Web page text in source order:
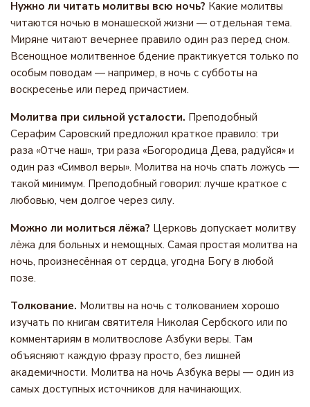
Нужно ли читать молитвы всю ночь? Какие молитвы
читаются ночью в монашеской жизни — отдельная тема.
Миряне читают вечернее правило один раз перед сном.
Всенощное молитвенное бдение практикуется только по
особым поводам — например, в ночь с субботы на
воскресенье или перед причастием.
Молитва при сильной усталости. Преподобный
Серафим Саровский предложил краткое правило: три
раза «Отче наш», три раза «Богородица Дева, радуйся» и
один раз «Символ веры». Молитва на ночь спать ложусь —
такой минимум. Преподобный говорил: лучше краткое с
любовью, чем долгое через силу.
Можно ли молиться лёжа? Церковь допускает молитву
лёжа для больных и немощных. Самая простая молитва на
ночь, произнесённая от сердца, угодна Богу в любой
позе.
Толкование. Молитвы на ночь с толкованием хорошо
изучать по книгам святителя Николая Сербского или по
комментариям в молитвослове Азбуки веры. Там
объясняют каждую фразу просто, без лишней
академичности. Молитва на ночь Азбука веры — один из
самых доступных источников для начинающих.